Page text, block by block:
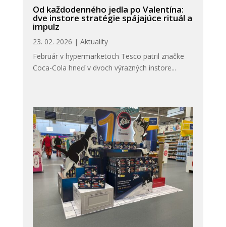
Od každodenného jedla po Valentína:
dve instore stratégie spájajúce rituál a
impulz
23. 02. 2026 | Aktuality
Február v hypermarketoch Tesco patril značke
Coca-Cola hneď v dvoch výrazných instore...